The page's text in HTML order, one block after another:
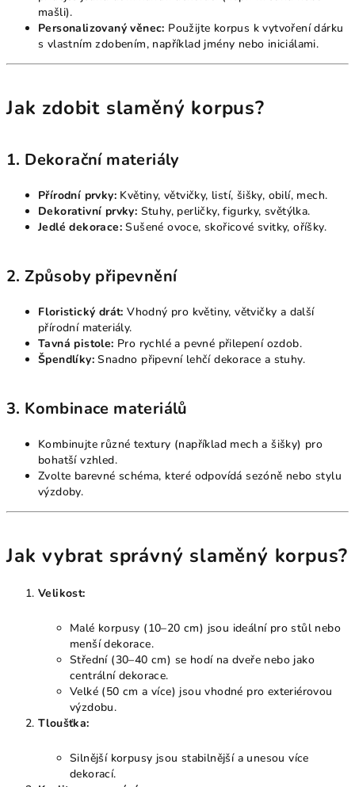
mašli).
Personalizovaný věnec: Použijte korpus k vytvoření dárku
s vlastním zdobením, například jmény nebo iniciálami.
Jak zdobit slaměný korpus?
1. Dekorační materiály
Přírodní prvky: Květiny, větvičky, listí, šišky, obilí, mech.
Dekorativní prvky: Stuhy, perličky, figurky, světýlka.
Jedlé dekorace: Sušené ovoce, skořicové svitky, oříšky.
2. Způsoby připevnění
Floristický drát: Vhodný pro květiny, větvičky a další
přírodní materiály.
Tavná pistole: Pro rychlé a pevné přilepení ozdob.
Špendlíky: Snadno připevní lehčí dekorace a stuhy.
3. Kombinace materiálů
Kombinujte různé textury (například mech a šišky) pro
bohatší vzhled.
Zvolte barevné schéma, které odpovídá sezóně nebo stylu
výzdoby.
Jak vybrat správný slaměný korpus?
Velikost:
Malé korpusy (10–20 cm) jsou ideální pro stůl nebo
menší dekorace.
Střední (30–40 cm) se hodí na dveře nebo jako
centrální dekorace.
Velké (50 cm a více) jsou vhodné pro exteriérovou
výzdobu.
Tloušťka:
Silnější korpusy jsou stabilnější a unesou více
dekorací.